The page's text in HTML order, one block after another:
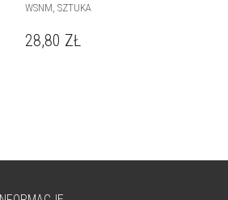
WSNM, SZTUKA
28,80 ZŁ